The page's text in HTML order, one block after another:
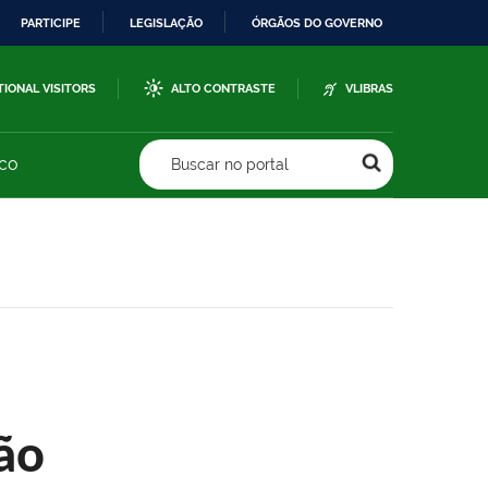
PARTICIPE LEGISLAÇÃO ÓRGÃOS DO GOVERNO
VISITORS ALTO CONTRASTE VLIBRAS
Buscar no portal